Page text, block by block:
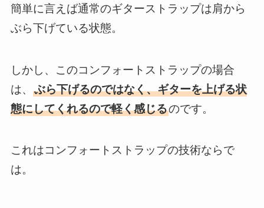
簡単に言えば通常のギターストラップは肩から
ぶら下げている状態。
しかし、このコンフォートストラップの場合
は、 ぶら下げるのではなく、ギターを上げる状
態にしてくれるので軽く感じるのです。
これはコンフォートストラップの技術ならで
は。